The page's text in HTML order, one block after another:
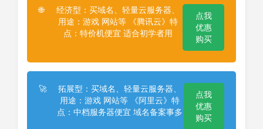
🌐
经济型：买域名、轻量云服务器、
用途：游戏 网站等 《腾讯云》特
点：特价机便宜 适合初学者用
点我
优惠
购买
🚀
拓展型：买域名、轻量云服务器、
用途：游戏 网站等 《阿里云》特
点：中档服务器便宜 域名备案事多
点我
优惠
购买